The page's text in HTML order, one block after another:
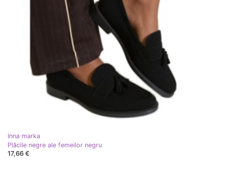
Inna marka
Plăcile negre ale femeilor negru
17,66 €